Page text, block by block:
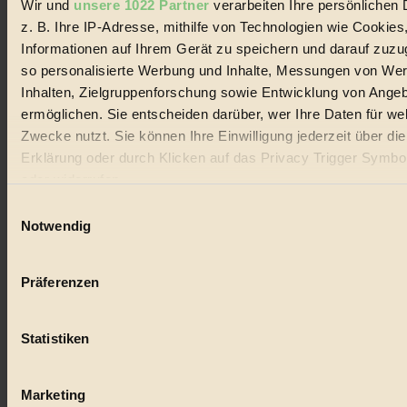
Wir und unsere 1022 Partner verarbeiten Ihre persönlichen
z. B. Ihre IP-Adresse, mithilfe von Technologien wie
Informationen auf Ihrem Gerät zu speichern und darauf
so personalisierte Werbung und Inhalte, Messungen von
Inhalten, Zielgruppenforschung sowie Entwicklung von
ermöglichen. Sie entscheiden darüber, wer Ihre Daten für
Zwecke nutzt. Sie können Ihre Einwilligung jederzeit über
Erklärung oder durch Klicken auf das Privacy Trigger
Wenn Sie es erlauben, würden wir auch gerne:
Ihr Gerät durch aktives Scannen nach bestimmten
Erfahren Sie mehr darüber, wie Ihre persönlichen Daten
Notwendig
Präferenzen
Statistiken
Marketing
Lebensmittel
Natur
kinderbuch
nachhaltig